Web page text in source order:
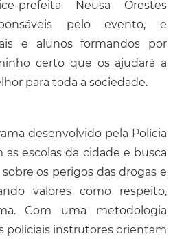
prefeita Neusa Orestes
pelo evento, e
e alunos formandos por
certo que os ajudará a
para toda a sociedade.
desenvolvido pela Polícia
escolas da cidade e busca
os perigos das drogas e
valores como respeito,
Com uma metodologia
policiais instrutores orientam